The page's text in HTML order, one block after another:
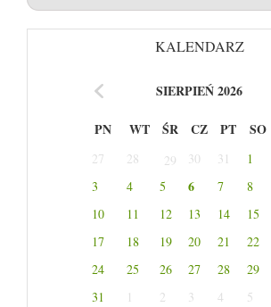
KALENDARZ
SIERPIEŃ 2026
PN WT ŚR CZ PT SO
27 28 29 30 31 1
3
4 5 6 7 8
10
11 12 13 14 15
17
18 19 20 21 22
24
25 26 27 28 29
31
1 2 3 4 5